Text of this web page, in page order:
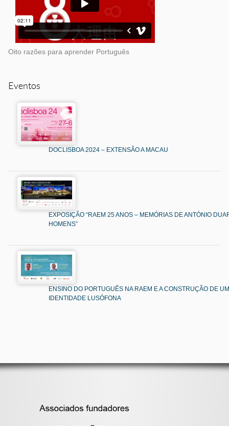
Oito razões para aprender Português
Eventos
DOCLISBOA 2024 – EXTENSÃO A MACAU
EXPOSIÇÃO “RAEM 25 ANOS – MEMÓRIAS DE ANTÓNIO
HOMENS”
ENSINO DO PORTUGUÊS NA RAEM E A CONSTRUÇÃO DE
IDENTIDADE LUSÓFONA